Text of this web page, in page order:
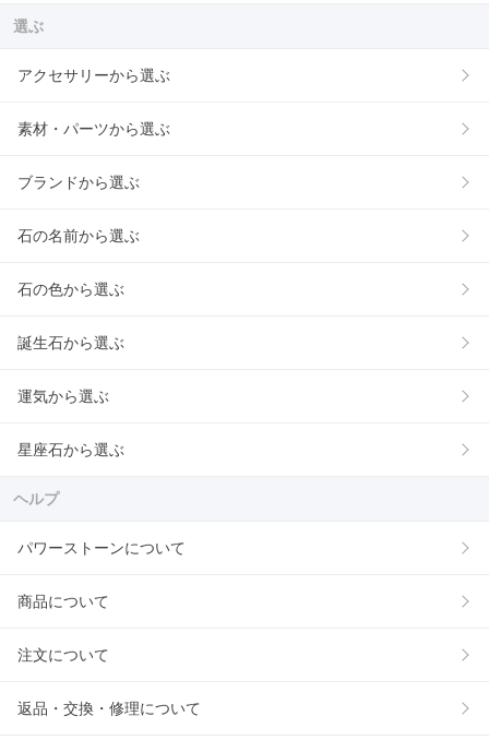
選ぶ
アクセサリーから選ぶ
素材・パーツから選ぶ
ブランドから選ぶ
石の名前から選ぶ
石の色から選ぶ
誕生石から選ぶ
運気から選ぶ
星座石から選ぶ
ヘルプ
パワーストーンについて
商品について
注文について
返品・交換・修理について